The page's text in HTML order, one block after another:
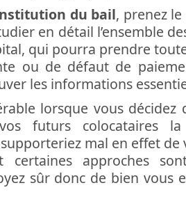
du bail, prenez
en détail l’ensemble
qui pourra prendre
ou de défaut de
les informations
lorsque vous décidez
futurs colocataires
supporteriez mal en effet
approches
sûr donc de bien vous